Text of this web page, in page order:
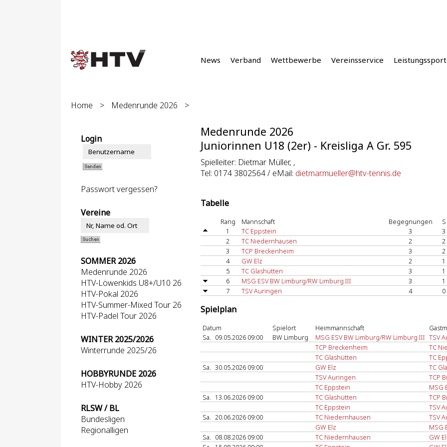
News Verband Wettbewerbe Vereinsservice Leistungssport
Home > Medenrunde 2026 >
Login
Passwort vergessen?
Vereine
SOMMER 2026
Medenrunde 2026
HTV-Löwenkids U8+/U10 26
HTV-Pokal 2026
HTV-Summer-Mixed Tour 26
HTV-Padel Tour 2026
WINTER 2025/2026
Winterrunde 2025/26
HOBBYRUNDE 2026
HTV-Hobby 2026
RLSW / BL
Bundesligen
Regionalligen
Medenrunde 2026
Juniorinnen U18 (2er) - Kreisliga A Gr. 595
Spielleiter: Dietmar Müller, ,
Tel: 0174 3802564 / eMail: dietmar.mueller@htv-tennis.de
Tabelle
Rang Mannschaft Begegnungen S
1
TC Eppstein 3 3
2
TC Niedernhausen 2 2
3
TCP Breckenheim 3 2
4
GW Elz 2 1
5
TC Glashütten 3 1
6
MSG ESV BW Limburg/RW Limburg III 3 1
7
TSV Auringen 4 0
Spielplan
Datum Spielort Heimmannschaft
Sa. 09.05.2026 09:00 BW Limburg MSG ESV BW Limburg/RW Limburg III TSV
TCP Breckenheim
TC
TC Glashütten
TC
Sa. 30.05.2026 09:00 GW Elz TC
TSV Auringen
TCP
TC Eppstein
MSG
Sa. 13.06.2026 09:00 TC Glashütten TCP
TC Eppstein
TSV
Sa. 20.06.2026 09:00 TC Niedernhausen TSV
GW Elz
MSG
Sa. 08.08.2026 09:00 TC Niedernhausen GW